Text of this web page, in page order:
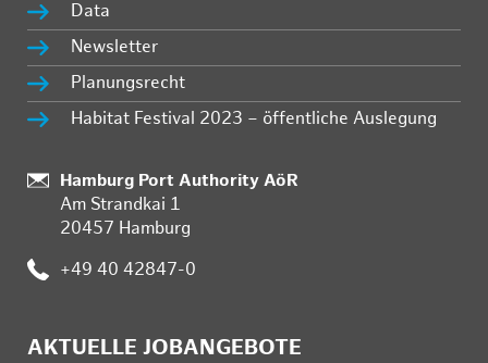
Data
Newsletter
Planungsrecht
Habitat Festival 2023 – öffentliche Auslegung
Standort:
Hamburg Port Authority AöR
Am Strandkai 1
20457 Hamburg
Telefon:
+49 40 42847-0
AKTUELLE JOBANGEBOTE